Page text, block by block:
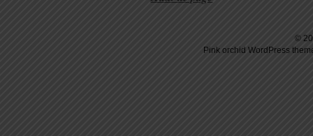
©
Pink orchid WordPress